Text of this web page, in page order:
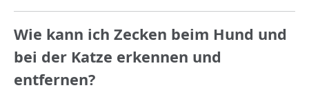
Wie kann ich Zecken beim Hund und
bei der Katze erkennen und
entfernen?